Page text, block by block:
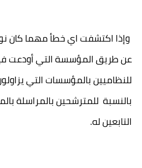
وإذا اكتشفت اي خطأ مهما كان
عن طريق المؤسسة التي أودعت
للنظاميين بالمؤسسات التي
بالنسبة للمترشحين بالمراسلة
التابعين له.